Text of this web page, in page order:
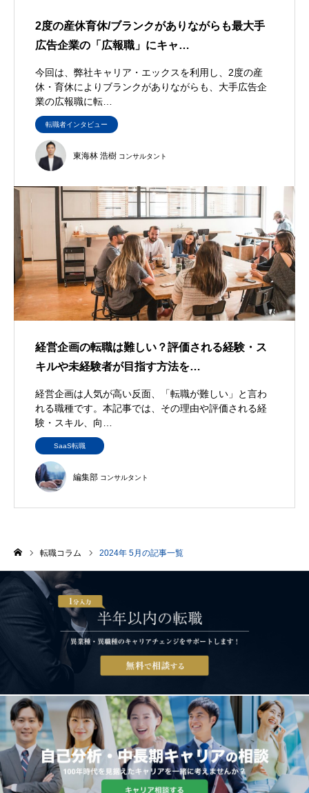
2度の産休育休/ブランクがありながらも最大手
広告企業の「広報職」にキャ…
今回は、弊社キャリア・エックスを利用し、2度の産
休・育休によりブランクがありながらも、大手広告企
業の広報職に転…
転職者インタビュー
東海林 浩樹 コンサルタント
経営企画の転職は難しい？評価される経験・ス
キルや未経験者が目指す方法を…
経営企画は人気が高い反面、「転職が難しい」と言わ
れる職種です。本記事では、その理由や評価される経
験・スキル、向…
SaaS転職
編集部 コンサルタント
転職コラム 2024年 5月の記事一覧